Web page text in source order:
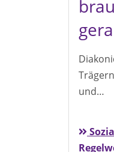
und…